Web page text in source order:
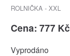
ROLNIČKA - XXL
Cena: 777 Kč
Vyprodáno